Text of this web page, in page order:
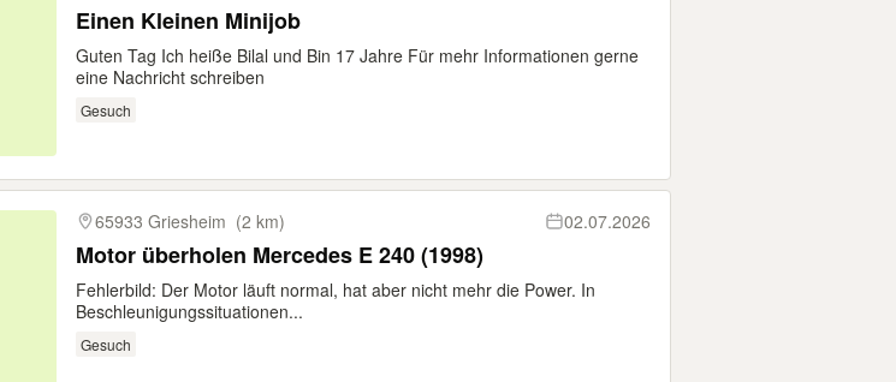
Einen Kleinen Minijob
Guten Tag Ich heiße Bilal und Bin 17 Jahre Für mehr Informationen gerne
eine Nachricht schreiben
Gesuch
65933 Griesheim (2 km) 02.07.2026
Motor überholen Mercedes E 240 (1998)
Fehlerbild: Der Motor läuft normal, hat aber nicht mehr die Power. In
Beschleunigungssituationen...
Gesuch